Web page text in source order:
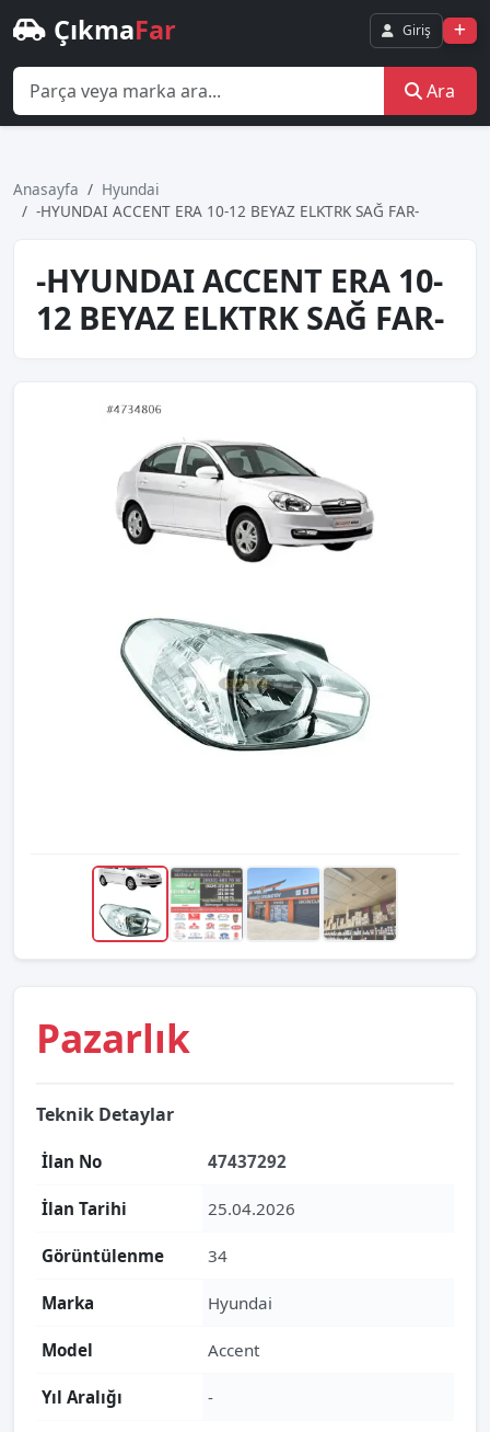
ÇıkmaFar Giriş
Ara
Anasayfa
Hyundai
-HYUNDAI ACCENT ERA 10-12 BEYAZ ELKTRK SAĞ FAR-
-HYUNDAI ACCENT ERA 10-
12 BEYAZ ELKTRK SAĞ FAR-
Pazarlık
Teknik Detaylar
İlan No 47437292
İlan Tarihi 25.04.2026
Görüntülenme 34
Marka Hyundai
Model Accent
Yıl Aralığı -